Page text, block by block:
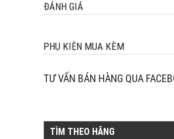
ĐÁNH GIÁ
PHỤ KIỆN MUA KÈM
TƯ VẤN BÁN HÀNG QUA
TÌM THEO HÃNG